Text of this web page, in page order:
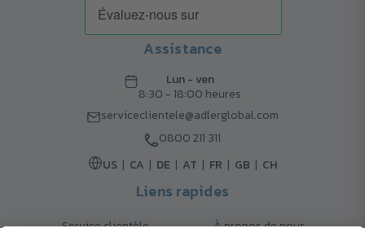
Assistance
Lun - ven
8:30 - 18:00 heures
serviceclientele@adlerglobal.com
0800 211 311
US
CA DE AT FR GB CH
Liens rapides